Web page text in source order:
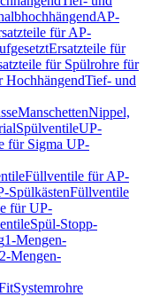
AP-
für AP-
Ersatzteile für
für Spülrohre für
HochhängendTief- und
ManschettenNippel,
SpülventileUP-
für Sigma UP-
Füllventile für AP-
SpülkästenFüllventile
für UP-
Spül-Stopp-
1-Mengen-
2-Mengen-
Systemrohre